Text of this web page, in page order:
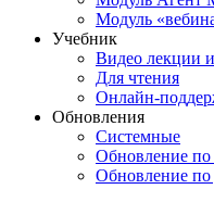
Модуль
Учебник
Видео лекции
Для чтения
Онлайн-
Обновления
Системные
Обновление по
Обновление по